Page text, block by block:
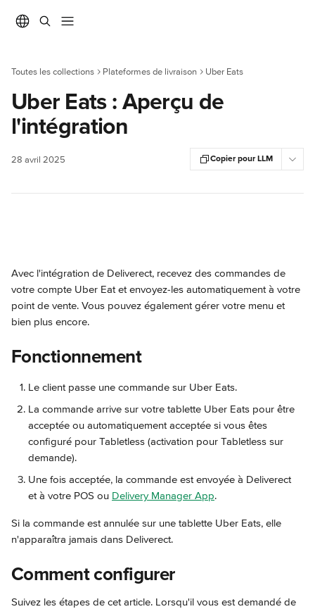
Toutes les collections Plateformes de livraison Uber Eats
Uber Eats : Aperçu de
l'intégration
28 avril 2025 Copier pour LLM
Avec l'intégration de Deliverect, recevez des commandes de
votre compte Uber Eat et envoyez-les automatiquement à votre
point de vente. Vous pouvez également gérer votre menu et
bien plus encore.
Fonctionnement
Le client passe une commande sur Uber Eats.
La commande arrive sur votre tablette Uber Eats pour être
acceptée ou automatiquement acceptée si vous êtes
configuré pour Tabletless (activation pour Tabletless sur
demande).
Une fois acceptée, la commande est envoyée à Deliverect
et à votre POS ou Delivery Manager App.
Si la commande est annulée sur une tablette Uber Eats, elle
n'apparaîtra jamais dans Deliverect.
Comment configurer
Suivez les étapes de cet article. Lorsqu'il vous est demandé de